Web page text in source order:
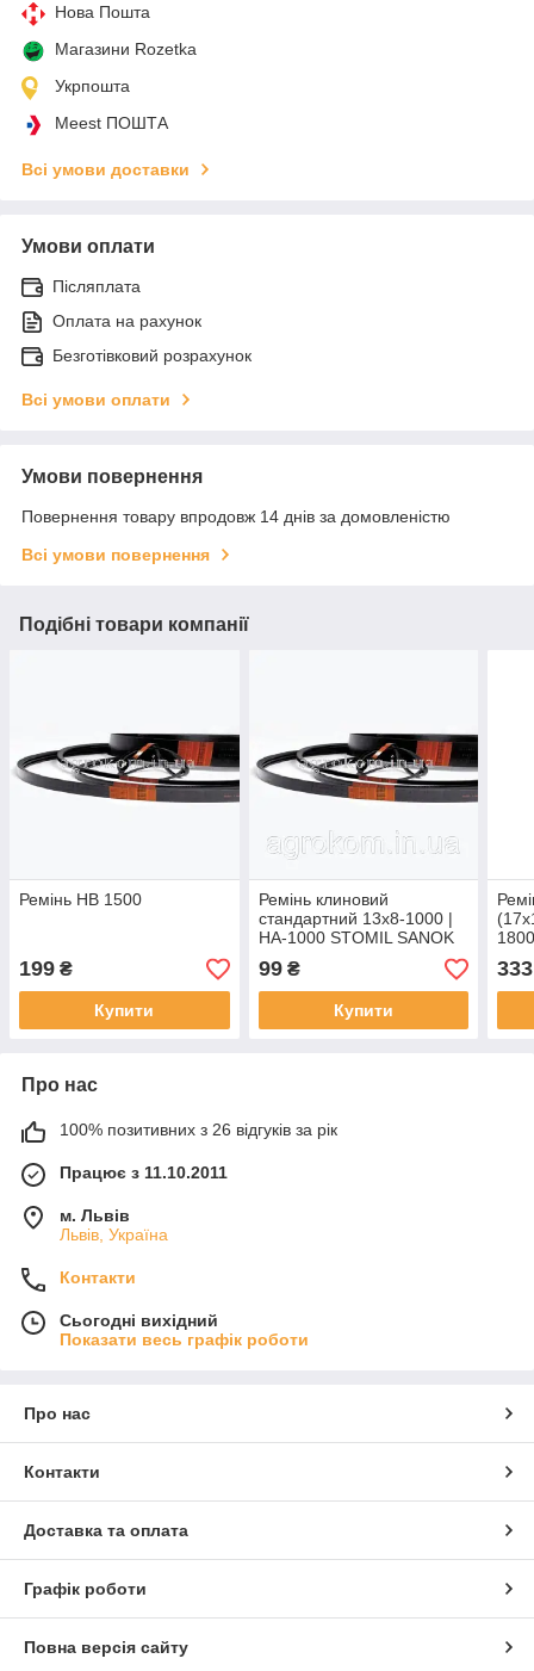
Нова Пошта
Магазини Rozetka
Укрпошта
Meest ПОШТА
Всі умови доставки
Умови оплати
Післяплата
Оплата на рахунок
Безготівковий розрахунок
Всі умови оплати
Умови повернення
Повернення товару впродовж 14 днів за домовленістю
Всі умови повернення
Подібні товари компанії
Ремінь HB 1500
199 ₴
Купити
Ремінь клиновий
стандартний 13х8-1000 |
HA-1000 STOMIL SANOK
99₴
Купити
333
Про нас
100% позитивних з 26 відгуків за рік
Працює з 11.10.2011
м. Львів
Львів, Україна
Контакти
Сьогодні вихідний
Показати весь графік роботи
Про нас
Контакти
Доставка та оплата
Графік роботи
Повна версія сайту